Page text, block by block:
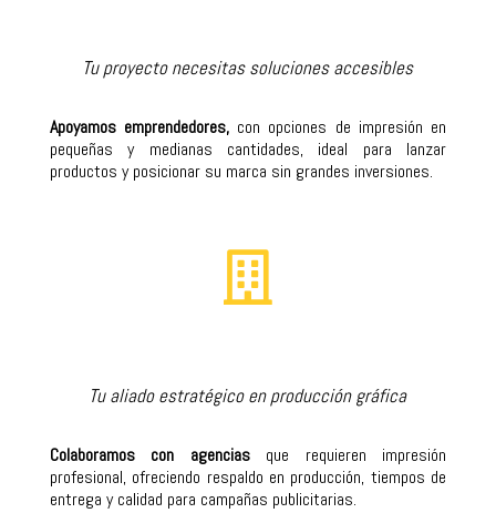
Tu proyecto necesitas soluciones accesibles
Apoyamos emprendedores, con opciones de impresión en
pequeñas y medianas cantidades, ideal para lanzar
productos y posicionar su marca sin grandes inversiones.

Tu aliado estratégico en producción gráfica
Colaboramos con agenciasque requieren impresión
profesional, ofreciendo respaldo en producción, tiempos de
entrega y calidad para campañas publicitarias.